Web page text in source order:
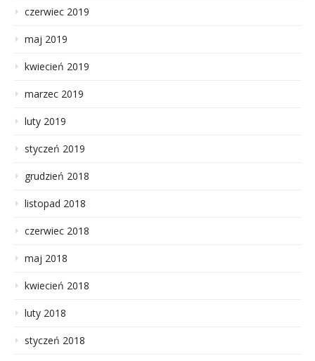
czerwiec 2019
maj 2019
kwiecień 2019
marzec 2019
luty 2019
styczeń 2019
grudzień 2018
listopad 2018
czerwiec 2018
maj 2018
kwiecień 2018
luty 2018
styczeń 2018